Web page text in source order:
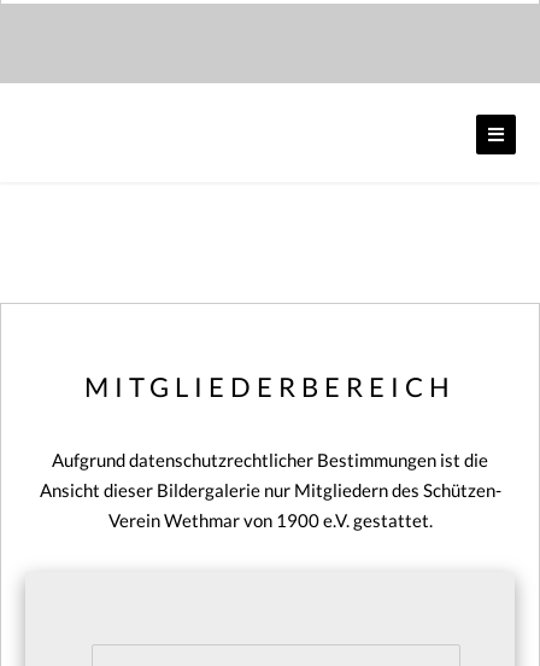
MITGLIEDERBEREICH
Aufgrund datenschutzrechtlicher Bestimmungen ist die
Ansicht dieser Bildergalerie nur Mitgliedern des Schützen-
Verein Wethmar von 1900 e.V. gestattet.